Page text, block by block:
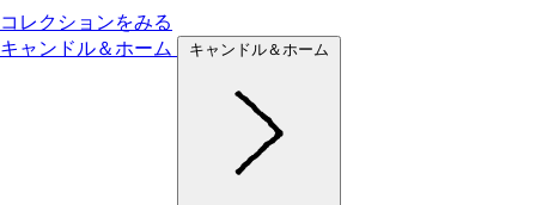
コレクションをみる
キャンドル＆ホーム
キャンドル＆ホーム